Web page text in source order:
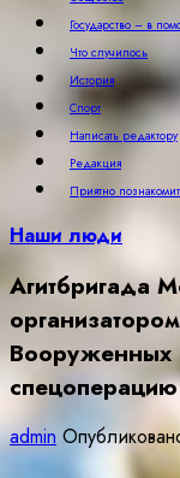
Государство – в
Что случилось
История
Спорт
Написать редактору
Редакция
Приятно
Наши люди
Агитбригада
Вооруженных
admin